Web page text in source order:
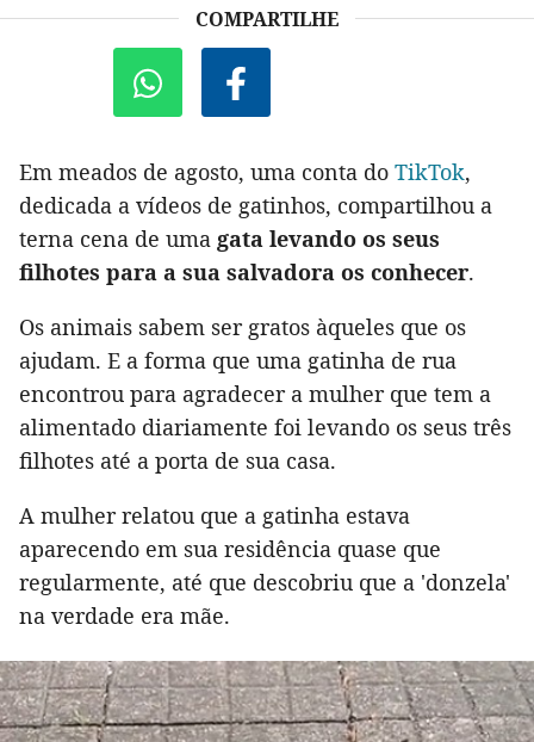
COMPARTILHE
Em meados de agosto, uma conta do TikTok,
dedicada a vídeos de gatinhos, compartilhou a
terna cena de uma gata levando os seus
filhotes para a sua salvadora os conhecer.
Os animais sabem ser gratos àqueles que os
ajudam. E a forma que uma gatinha de rua
encontrou para agradecer a mulher que tem a
alimentado diariamente foi levando os seus três
filhotes até a porta de sua casa.
A mulher relatou que a gatinha estava
aparecendo em sua residência quase que
regularmente, até que descobriu que a 'donzela'
na verdade era mãe.